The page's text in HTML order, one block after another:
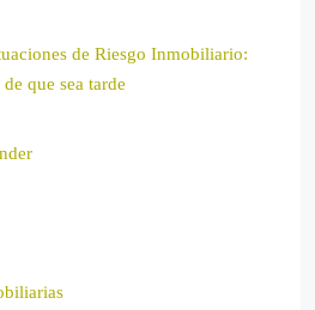
de Riesgo Inmobiliario:
que sea tarde